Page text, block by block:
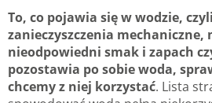
To, co pojawia się w wodzie,
zanieczyszczenia mechaniczne,
nieodpowiedni smak i zapach
pozostawia po sobie woda,
chcemy z niej korzystać. Lista